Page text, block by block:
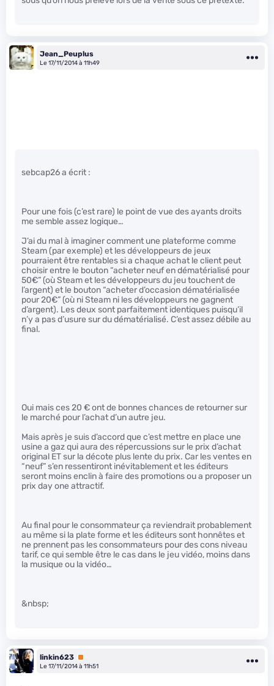
Jean_Peuplus
Le 17/11/2014 à 11h49
sebcap26 a écrit :
Pour une fois (c’est rare) le point de vue des ayants droits
me semble assez logique…
J’ai du mal à imaginer comment une plateforme comme
Steam (par exemple) et les développeurs de jeux
pourraient être rentables si a chaque achat le client peut
choisir entre le bouton “acheter neuf en dématérialisé pour
50€” (où Steam et les développeurs du jeu touchent de
l’argent) et le bouton “acheter d’occasion dématérialisée
pour 20€” (où ni Steam ni les développeurs ne gagnent
d’argent). Les deux sont parfaitement identiques puisqu’il
n’y a pas d’usure sur du dématérialisé. C’est assez débile au
final.
Oui mais ces 20 € ont de bonnes chances de retourner sur
le marché pour l’achat d’un autre jeu.
Mais après je suis d’accord que c’est mettre en place une
usine a gaz qui aura des répercussions sur le prix d’achat
original ET sur la décote plus lente du prix. Car les ventes en
“neuf” s’en ressentiront inévitablement et les éditeurs
seront moins enclin à faire des promotions ou a proposer un
prix day one attractif.
Au final pour le consommateur ça reviendrait probablement
au même si la plate forme et les éditeurs sont honnêtes et
ne prennent pas les consommateurs pour des cons niveau
tarif, ce qui semble être le cas dans le jeu vidéo, moins dans
la musique ou la vidéo…
&nbsp;
linkin623 Premium
Le 17/11/2014 à 11h51